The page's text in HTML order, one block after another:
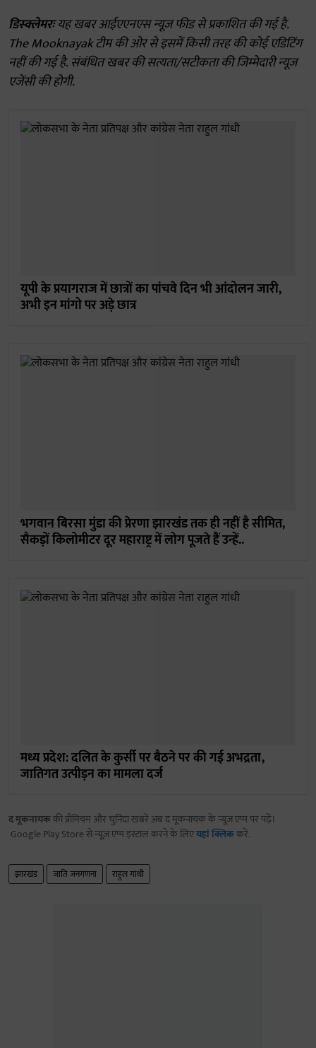
डिस्क्लेमरःयह खबर आईएएनएस न्यूज फीड से प्रकाशित की गई है.
The Mooknayak टीम की ओर से इसमें किसी तरह की कोई एडिटिंग
नहीं की गई है. संबंधित खबर की सत्यता/सटीकता की जिम्मेदारी न्यूज
एजेंसी की होगी.
यूपी के प्रयागराज में छात्रों का पांचवे दिन भी आंदोलन जारी,
अभी इन मांगो पर अड़े छात्र
भगवान बिरसा मुंडा की प्रेरणा झारखंड तक ही नहीं है सीमित,
सैकड़ों किलोमीटर दूर महाराष्ट्र में लोग पूजते हैं उन्हें..
मध्य प्रदेश: दलित के कुर्सी पर बैठने पर की गई अभद्रता,
जातिगत उत्पीड़न का मामला दर्ज
द मूकनायककी प्रीमियम और चुनिंदा खबरें अब द मूकनायक के न्यूज़ एप्प पर पढ़ें।
Google Play Store से न्यूज़ एप्प इंस्टाल करने के लिएयहां क्लिककरें.
झारखंड जाति जनगणना राहुल गांधी